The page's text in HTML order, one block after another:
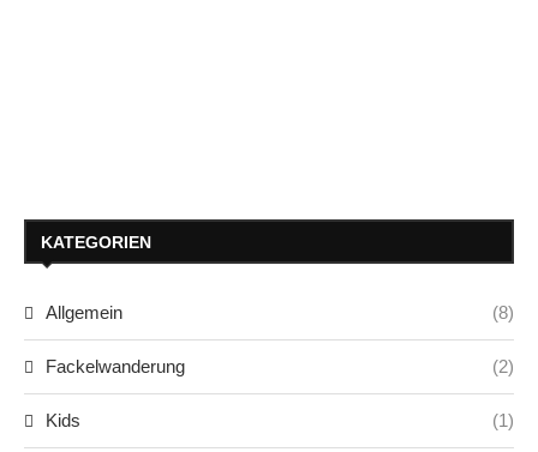
KATEGORIEN
Allgemein (8)
Fackelwanderung (2)
Kids (1)